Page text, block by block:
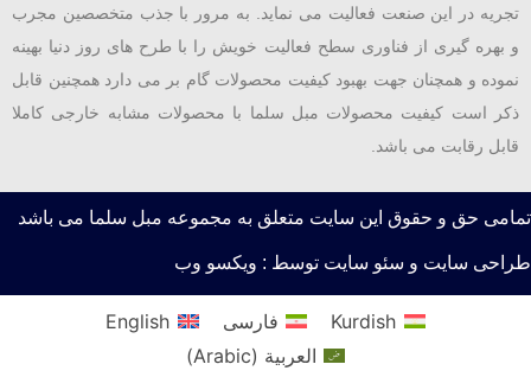
تجریه در این صنعت فعالیت می نماید. به مرور با جذب متخصصین مجرب
و بهره گیری از فناوری سطح فعالیت خویش را با طرح های روز دنیا بهینه
نموده و همچنان جهت بهبود کیفیت محصولات گام بر می دارد همچنین قابل
ذکر است کیفیت محصولات مبل سلما با محصولات مشابه خارجی کاملا
قابل رقابت می باشد.
تمامی حق و حقوق این سایت متعلق به مجموعه مبل سلما می باشد
طراحی سایت و سئو سایت توسط : ویکسو وب
Kurdish فارسی
English
العربية (
Arabic
)